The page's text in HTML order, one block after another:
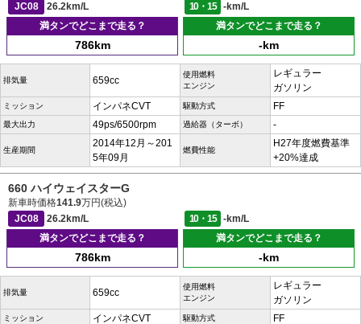
JC08
26.2km/L 10・15
-km/L
満タンでどこまで走る？
786km
満タンでどこまで走る？
-km
排気量 659cc
使用燃料
エンジン
レギュラー
ガソリン
ミッション インパネCVT 駆動方式 FF
最大出力 49ps/6500rpm 過給器（ターボ） -
生産期間
2014年12月～201
5年09月
燃費性能
H27年度燃費基準
+20%達成
660 ハイウェイスターG
新車時価格141.9万円(税込)
JC08
26.2km/L 10・15
-km/L
満タンでどこまで走る？
786km
満タンでどこまで走る？
-km
排気量 659cc
使用燃料
エンジン
レギュラー
ガソリン
ミッション インパネCVT 駆動方式 FF